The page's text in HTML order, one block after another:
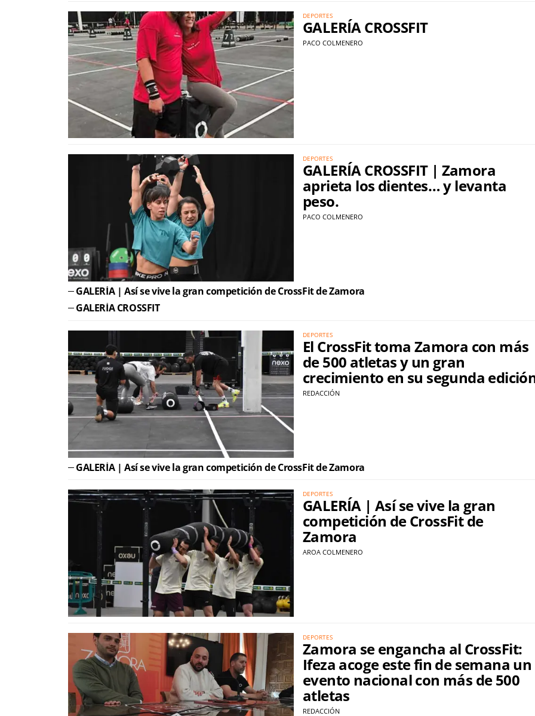
DEPORTES
GALERÍA CROSSFIT
PACO COLMENERO
DEPORTES
GALERÍA CROSSFIT | Zamora
aprieta los dientes… y levanta
peso.
PACO COLMENERO
GALERÍA | Así se vive la gran competición de CrossFit de Zamora
GALERÍA CROSSFIT
DEPORTES
El CrossFit toma Zamora con más
de 500 atletas y un gran
crecimiento en su segunda
REDACCIÓN
GALERÍA | Así se vive la gran competición de CrossFit de Zamora
DEPORTES
GALERÍA | Así se vive la gran
competición de CrossFit de
Zamora
AROA COLMENERO
DEPORTES
Zamora se engancha al CrossFit:
Ifeza acoge este fin de semana un
evento nacional con más de 500
atletas
REDACCIÓN